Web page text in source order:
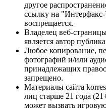
другое
ссылку на
воспрещается.
Владелец веб-
является автор
Любое копирование,
фотографий и/или
принадлежащих
запрещено.
Материалы сайта
лиц старше 21 года
может вызвать